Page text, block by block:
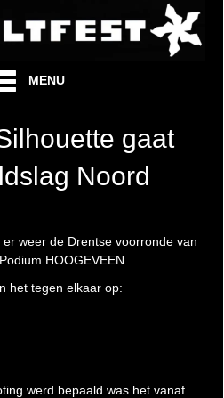
MENU
gaat
Noord
weer de Drentse voorronde van
HOOGEVEEN.
het tegen elkaar op:
werd bepaald was het vanaf